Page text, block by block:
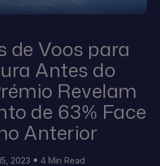
de Voos para
Antes do
Revelam
de 63% Face
Anterior
2023 4 Min Read